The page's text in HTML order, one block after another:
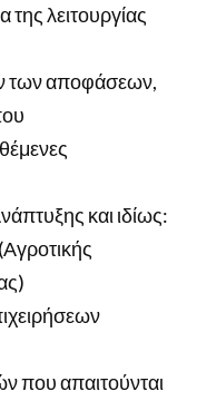
της λειτουργίας
των αποφάσεων,
και ιδίως:
που απαιτούνται